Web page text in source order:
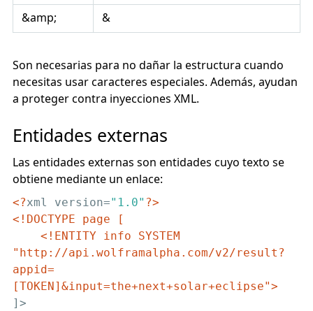
&amp;
&
Son necesarias para no dañar la estructura cuando
necesitas usar caracteres especiales. Además, ayudan
a proteger contra inyecciones XML.
Entidades externas
Las entidades externas son entidades cuyo texto se
obtiene mediante un enlace:
<?xml version="1.0" ?>
<!DOCTYPE page [
<!ENTITY info SYSTEM
"http://api.wolframalpha.com/v2/result?
appid=
[TOKEN]&input=the+next+solar+eclipse">